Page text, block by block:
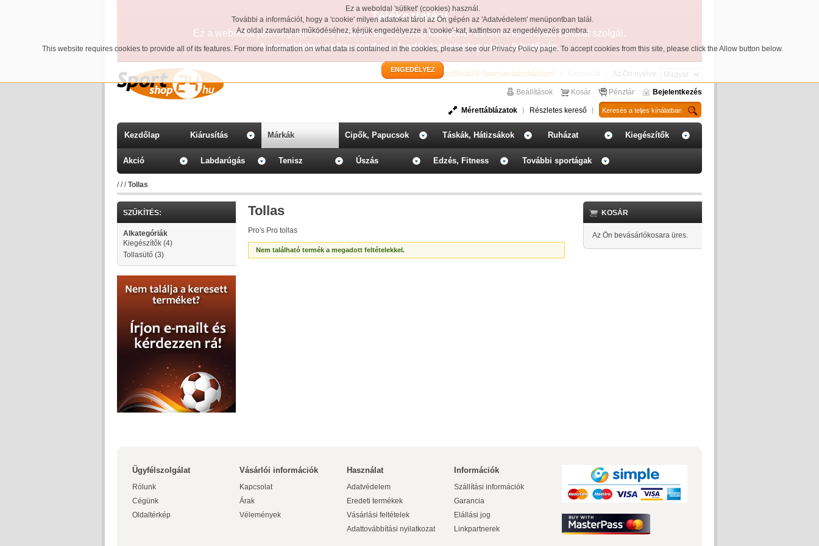
Ez a weboldal 'sütiket' (cookies) használ.
További a információt, hogy a 'cookie' milyen adatokat tárol az Ön gépén az 'Adatvédelem' menüpontban talál.
Az oldal zavartalan működéséhez, kérjük engedélyezze a 'cookie'-kat, kattintson az engedélyezés gombra.
This website requires cookies to provide all of its features. For more information on what data is contained in the cookies, please see ourPrivacy Policy page. To accept cookies from this site, please click the Allow button below.
ENGEDÉLYEZ
Tájékoztatás!
Ez a weboldal jelenleg fejlesztés alatt áll, és kizárólag kategória- és termékbemutató célokat szolgál.
A weboldalon online rendelés leadására jelenleg nincs lehetőség.
Üdvözöljük a SportShop24 Sport webáruházban! Az Ön nyelve:
Beállítások Kosár Pénztár Bejelentkezés
Mérettáblázatok Részletes kereső
Kezdőlap Kiárusítás Márkák Cipők, Papucsok Táskák, Hátizsákok Ruházat Kiegészítők
Akció Labdarúgás Tenisz Úszás Edzés, Fitness További sportágak
///Tollas
SZŰKÍTÉS:
Alkategóriák
Kiegészítők (4)
Tollasütő (3)
Tollas
Pro's Pro tollas
Nem található termék a megadott feltételekkel.
KOSÁR
Az Ön bevásárlókosara üres.
Ügyfélszolgálat
Rólunk
Cégünk
Oldaltérkép
Vásárlói információk
Kapcsolat
Árak
Vélemények
Használat
Adatvédelem
Eredeti termékek
Vásárlási feltételek
Adattovábbítási nyilatkozat
Információk
Szállítási információk
Garancia
Elállási jog
Linkpartnerek